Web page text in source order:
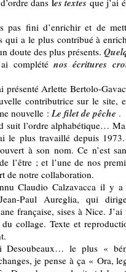
pas fini d’enrichir et de
qui a le plus contribué à
doute des plus présents.
complété nos écritures
présenté Arlette Bertolo-
contributrice sur le site,
nouvelle :Le filet de pêche .
suit l’ordre alphabétique…
le plus travaillé depuis
à son nom. Ce n’est
l’être ; et l’une de nos
de notre collaboration.
Claudio Calzavacca il y
Paul Aureglia, qui
française, sises à Nice.
collage. Texte et
Desoubeaux… le plus «
je pense à ça « Ora,